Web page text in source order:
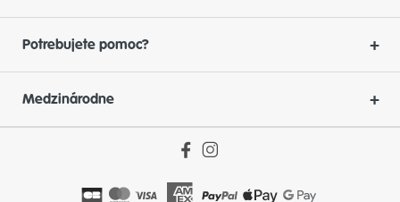
Potrebujete pomoc?
Medzinárodne